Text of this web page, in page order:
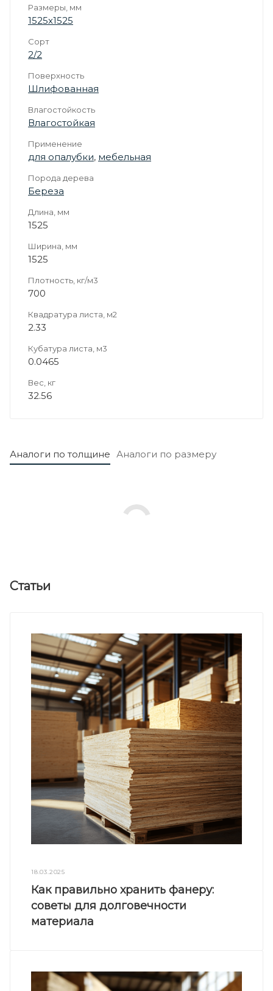
Размеры, мм
1525х1525
Сорт
2/2
Поверхность
Шлифованная
Влагостойкость
Влагостойкая
Применение
для опалубки, мебельная
Порода дерева
Береза
Длина, мм
1525
Ширина, мм
1525
Плотность, кг/м3
700
Квадратура листа, м2
2.33
Кубатура листа, м3
0.0465
Вес, кг
32.56
Аналоги по толщине Аналоги по размеру
Статьи
18.03.2025
Как правильно хранить фанеру:
советы для долговечности
материала